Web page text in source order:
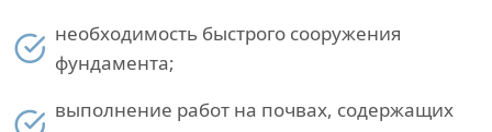
необходимость быстрого сооружения
фундамента;
выполнение работ на почвах, содержащих